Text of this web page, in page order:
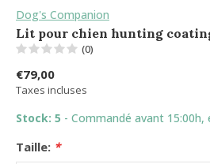
Dog's Companion
Lit pour chien hunting
(0)
€79,00
Taxes incluses
Stock: 5 - Commandé avant
Taille: *